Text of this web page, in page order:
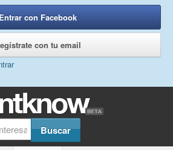
Entrar con Facebook
con tu email